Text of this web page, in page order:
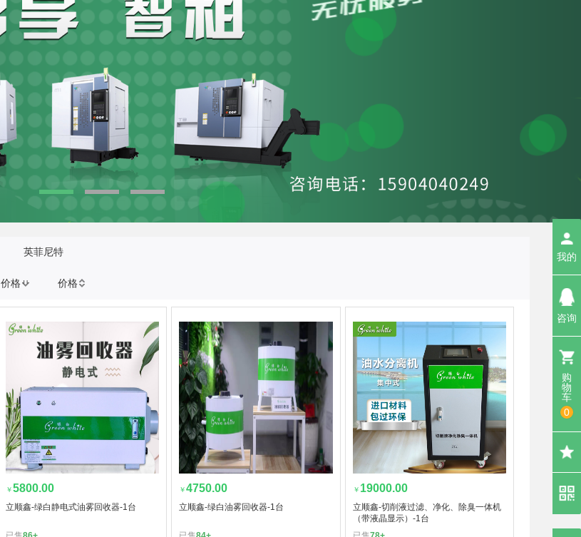
英菲尼特
价格 价格
￥5800.00
立顺鑫-绿白静电式油雾回收器-1台
￥4750.00
立顺鑫-绿白油雾回收器-1台
￥ 19000.00
立顺鑫-切削液过滤、净化、除臭一体机
（带液晶显示）-1台
我的
咨询
购
物
车
0